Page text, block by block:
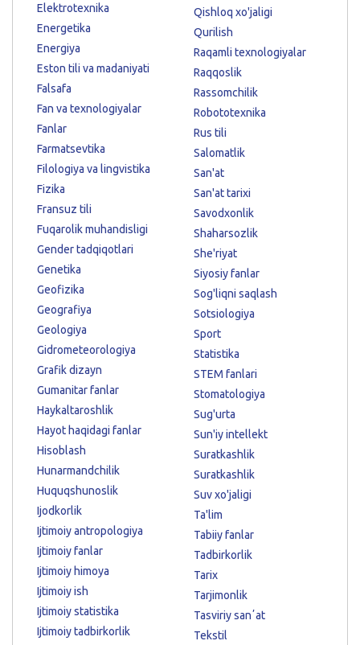
Elektrotexnika
Energetika
Energiya
Eston tili va madaniyati
Falsafa
Fan va texnologiyalar
Fanlar
Farmatsevtika
Filologiya va lingvistika
Fizika
Fransuz tili
Fuqarolik muhandisligi
Gender tadqiqotlari
Genetika
Geofizika
Geografiya
Geologiya
Gidrometeorologiya
Grafik dizayn
Gumanitar fanlar
Haykaltaroshlik
Hayot haqidagi fanlar
Hisoblash
Hunarmandchilik
Huquqshunoslik
Ijodkorlik
Ijtimoiy antropologiya
Ijtimoiy fanlar
Ijtimoiy himoya
Ijtimoiy ish
Ijtimoiy statistika
Ijtimoiy tadbirkorlik
Qishloq xo'jaligi
Qurilish
Raqamli texnologiyalar
Raqqoslik
Rassomchilik
Robototexnika
Rus tili
Salomatlik
San'at
San'at tarixi
Savodxonlik
Shaharsozlik
She'riyat
Siyosiy fanlar
Sog'liqni saqlash
Sotsiologiya
Sport
Statistika
STEM fanlari
Stomatologiya
Sug'urta
Sun'iy intellekt
Suratkashlik
Suratkashlik
Suv xo'jaligi
Ta'lim
Tabiiy fanlar
Tadbirkorlik
Tarix
Tarjimonlik
Tasviriy sanʼat
Tekstil